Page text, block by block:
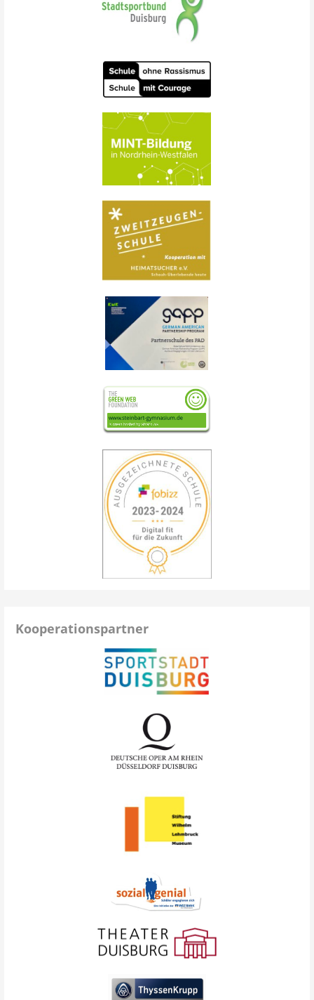
Kooperationspartner